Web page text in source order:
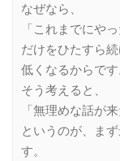
なぜなら、
「これまでにやっ
だけをひたすら
低くなるからです
そう考えると、
「無理めな話が来
というのが、ま
す。